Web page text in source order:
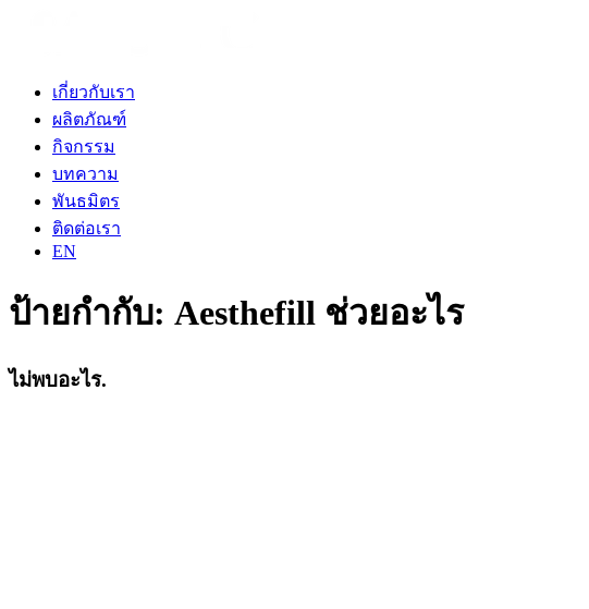
เกี่ยวกับเรา
ผลิตภัณฑ์
กิจกรรม
บทความ
พันธมิตร
ติดต่อเรา
EN
ป้ายกำกับ: Aesthefill ช่วยอะไร
ไม่พบอะไร.